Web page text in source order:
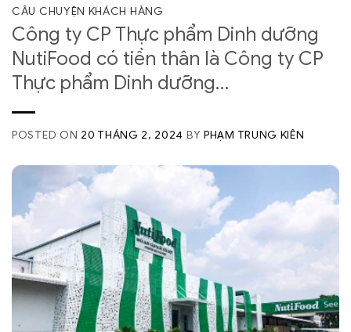
CÂU CHUYỆN KHÁCH HÀNG
Công ty CP Thực phẩm Dinh dưỡng
NutiFood có tiền thân là Công ty CP
Thực phẩm Dinh dưỡng…
POSTED ON 20 THÁNG 2, 2024 BYPHẠM TRUNG KIÊN